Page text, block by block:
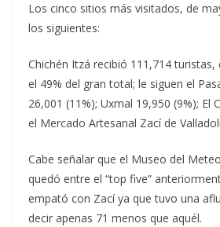
Los cinco sitios más visitados, de
los siguientes:
Chichén Itzá recibió 111,714
el 49% del gran total; le siguen el
26,001 (11%); Uxmal 19,950 (9%); El
el Mercado Artesanal Zací de
Cabe señalar que el Museo del
quedó entre el “top five”
empató con Zací ya que tuvo una
decir apenas 71 menos que aquél.